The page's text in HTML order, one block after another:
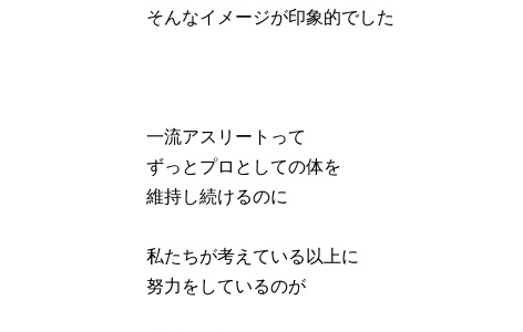
そんなイメージが印象的でした
一流アスリートって
ずっとプロとしての体を
維持し続けるのに
私たちが考えている以上に
努力をしているのが